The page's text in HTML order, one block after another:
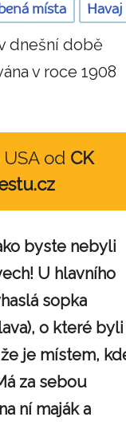
místa Havaj
dnešní době
v roce 1908
od CK
byste nebyli
U hlavního
sopka
o které byli
je místem,
za sebou
ní maják a